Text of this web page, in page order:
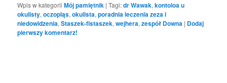
Wpis w kategoriiMój pamiętnik |Tagi:dr Wawak,kontoloa u
okulisty,oczopląs,okulista,poradnia leczenia zeza i
niedowidzenia,Staszek-fistaszek,wejhera,zespół Downa | Dodaj
pierwszy komentarz!